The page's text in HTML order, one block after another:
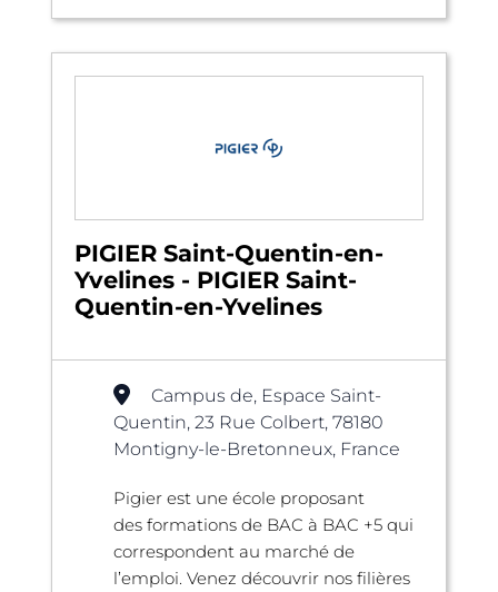
PIGIER Saint-Quentin-en-
Yvelines - PIGIER Saint-
Quentin-en-Yvelines
Campus de, Espace Saint-
Quentin, 23 Rue Colbert, 78180
Montigny-le-Bretonneux, France
Pigier est une école proposant
des formations de BAC à BAC +5 qui
correspondent au marché de
l’emploi. Venez découvrir nos filières